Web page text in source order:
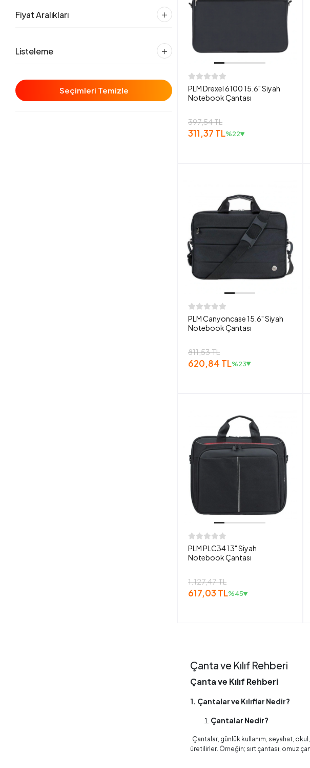
Fiyat Aralıkları
Listeleme
Seçimleri Temizle
PLM Drexel 6100 15.6" Siyah
Notebook Çantası
397,54 TL
311,37 TL%22
PLM Canyoncase 15.6" Siyah
Notebook Çantası
811,53 TL
620,84 TL%23
PLM PLC34 13" Siyah
Notebook Çantası
1.127,47 TL
617,03 TL%45
Çanta ve Kılıf Rehberi
Çanta ve Kılıf Rehberi
1. Çantalar ve Kılıflar Nedir?
Çantalar Nedir?
Çantalar, günlük kullanım, seyahat,
üretilirler. Örneğin; sırt çantası, omuz